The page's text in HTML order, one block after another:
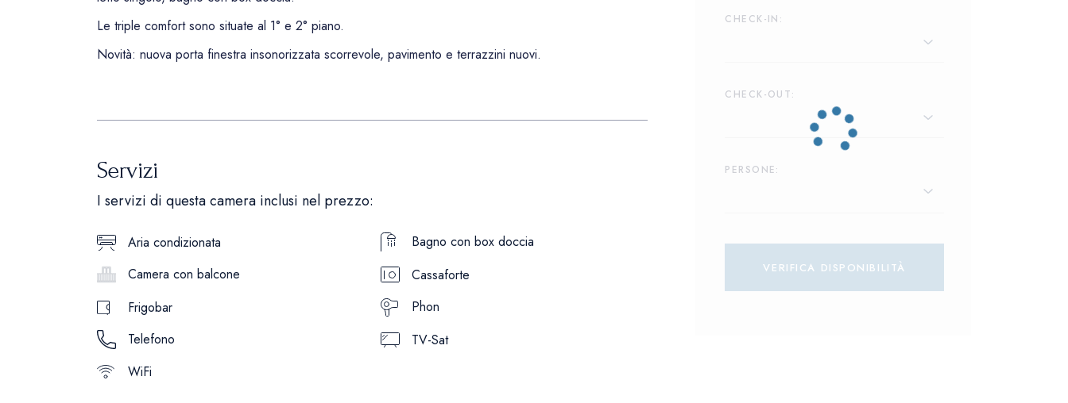
Le triple comfort sono situate al 1° e 2° piano.
Novità: nuova porta finestra insonorizzata scorrevole, pavimento e terrazzini nuovi.
Servizi
I servizi di questa camera inclusi nel prezzo:
Aria condizionata
Bagno con box doccia
Camera con balcone
Cassaforte
Frigobar
Phon
Telefono
TV-Sat
WiFi
CHECK-IN:
CHECK-OUT:
PERSONE:
VERIFICA DISPONIBILITÀ